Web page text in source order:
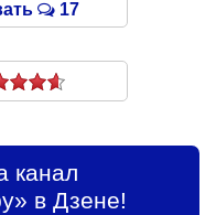
17
канал
в Дзене!